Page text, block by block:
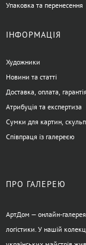
Упаковка та перенесення
ІНФОРМАЦІЯ
Художники
Новини та статті
Доставка, оплата, гарантія
Атрибуція та експертиза
Сумки для картин,
Співпраця із галереєю
ПРО ГАЛЕРЕЮ
АртДом — онлайн-галерея
логістики. У нашій